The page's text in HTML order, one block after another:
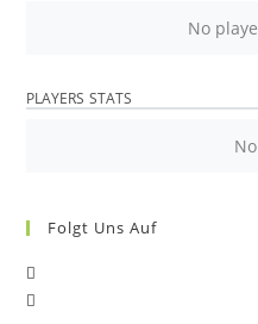
No
PLAYERS STATS
Folgt Uns Auf